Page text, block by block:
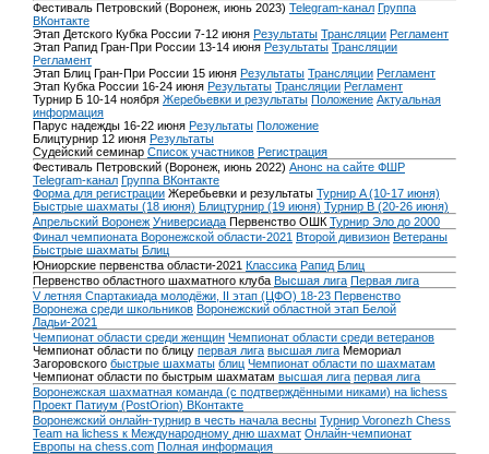
Фестиваль Петровский (Воронеж, июнь 2023) Telegram-канал Группа
ВКонтакте
Этап Детского Кубка России 7-12 июня Результаты Трансляции Регламент
Этап Рапид Гран-При России 13-14 июня Результаты Трансляции
Регламент
Этап Блиц Гран-При России 15 июня Результаты Трансляции Регламент
Этап Кубка России 16-24 июня Результаты Трансляции Регламент
Турнир Б 10-14 ноября Жеребьевки и результаты Положение Актуальная
информация
Парус надежды 16-22 июня Результаты Положение
Блицтурнир 12 июня Результаты
Судейский семинар Список участников Регистрация
Фестиваль Петровский (Воронеж, июнь 2022) Анонс на сайте ФШР
Telegram-канал Группа ВКонтакте
Форма для регистрации Жеребьевки и результаты Турнир A (10-17 июня)
Быстрые шахматы (18 июня) Блицтурнир (19 июня) Турнир B (20-26 июня)
Апрельский Воронеж Универсиада Первенство ОШК Турнир Эло до 2000
Финал чемпионата Воронежской области-2021 Второй дивизион Ветераны
Быстрые шахматы Блиц
Юниорские первенства области-2021 Классика Рапид Блиц
Первенство областного шахматного клуба Высшая лига Первая лига
V летняя Спартакиада молодёжи, II этап (ЦФО) 18-23 Первенство
Воронежа среди школьников Воронежский областной этап Белой
Ладьи-2021
Чемпионат области среди женщин Чемпионат области среди ветеранов
Чемпионат области по блицу первая лига высшая лига Мемориал
Загоровского быстрые шахматы блиц Чемпионат области по шахматам
Чемпионат области по быстрым шахматам высшая лига первая лига
Воронежская шахматная команда (с подтверждёнными никами) на lichess
Проект Патиум (PostOrion) ВКонтакте
Воронежский онлайн-турнир в честь начала весны Турнир Voronezh Chess
Team на lichess к Международному дню шахмат Онлайн-чемпионат
Европы на chess.com Полная информация